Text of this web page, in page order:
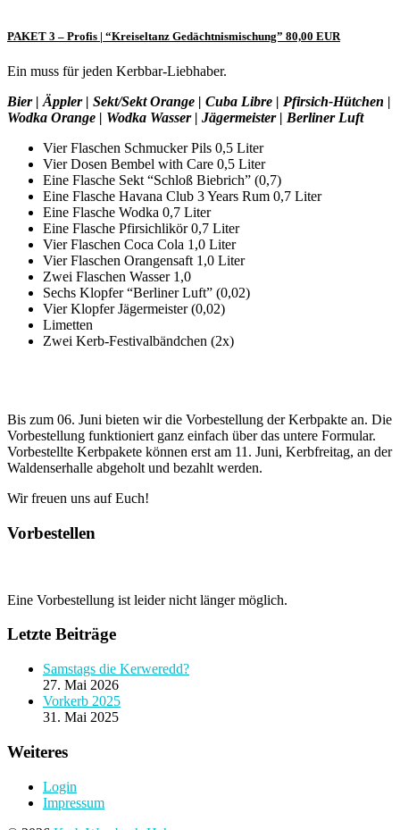
PAKET 3 – Profis | “Kreiseltanz Gedächtnismischung” 80,00 EUR
Ein muss für jeden Kerbbar-Liebhaber.
Bier | Äppler | Sekt/Sekt Orange | Cuba Libre | Pfirsich-Hütchen |
Wodka Orange | Wodka Wasser | Jägermeister | Berliner Luft
Vier Flaschen Schmucker Pils 0,5 Liter
Vier Dosen Bembel with Care 0,5 Liter
Eine Flasche Sekt “Schloß Biebrich” (0,7)
Eine Flasche Havana Club 3 Years Rum 0,7 Liter
Eine Flasche Wodka 0,7 Liter
Eine Flasche Pfirsichlikör 0,7 Liter
Vier Flaschen Coca Cola 1,0 Liter
Vier Flaschen Orangensaft 1,0 Liter
Zwei Flaschen Wasser 1,0
Sechs Klopfer “Berliner Luft” (0,02)
Vier Klopfer Jägermeister (0,02)
Limetten
Zwei Kerb-Festivalbändchen (2x)
Bis zum 06. Juni bieten wir die Vorbestellung der Kerbpakte an. Die
Vorbestellung funktioniert ganz einfach über das untere Formular.
Vorbestellte Kerbpakete können erst am 11. Juni, Kerbfreitag, an der
Waldenserhalle abgeholt und bezahlt werden.
Wir freuen uns auf Euch!
Vorbestellen
Eine Vorbestellung ist leider nicht länger möglich.
Letzte Beiträge
Samstags die Kerweredd?
27. Mai 2026
Vorkerb 2025
31. Mai 2025
Weiteres
Login
Impressum